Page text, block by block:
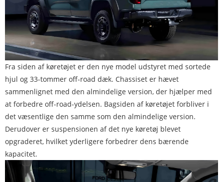
Fra siden af ​​køretøjet er den nye model udstyret med sortede
hjul og 33-tommer off-road dæk. Chassiset er hævet
sammenlignet med den almindelige version, der hjælper med
at forbedre off-road-ydelsen. Bagsiden af ​​køretøjet forbliver i
det væsentlige den samme som den almindelige version.
Derudover er suspensionen af ​​det nye køretøj blevet
opgraderet, hvilket yderligere forbedrer dens bærende
kapacitet.